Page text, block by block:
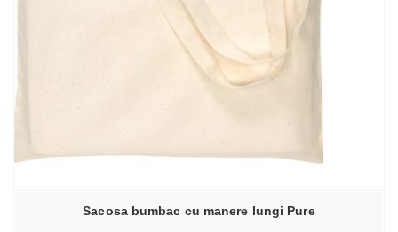
Sacosa bumbac cu manere lungi Pure